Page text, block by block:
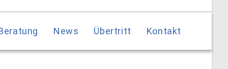
News Übertritt Kontakt